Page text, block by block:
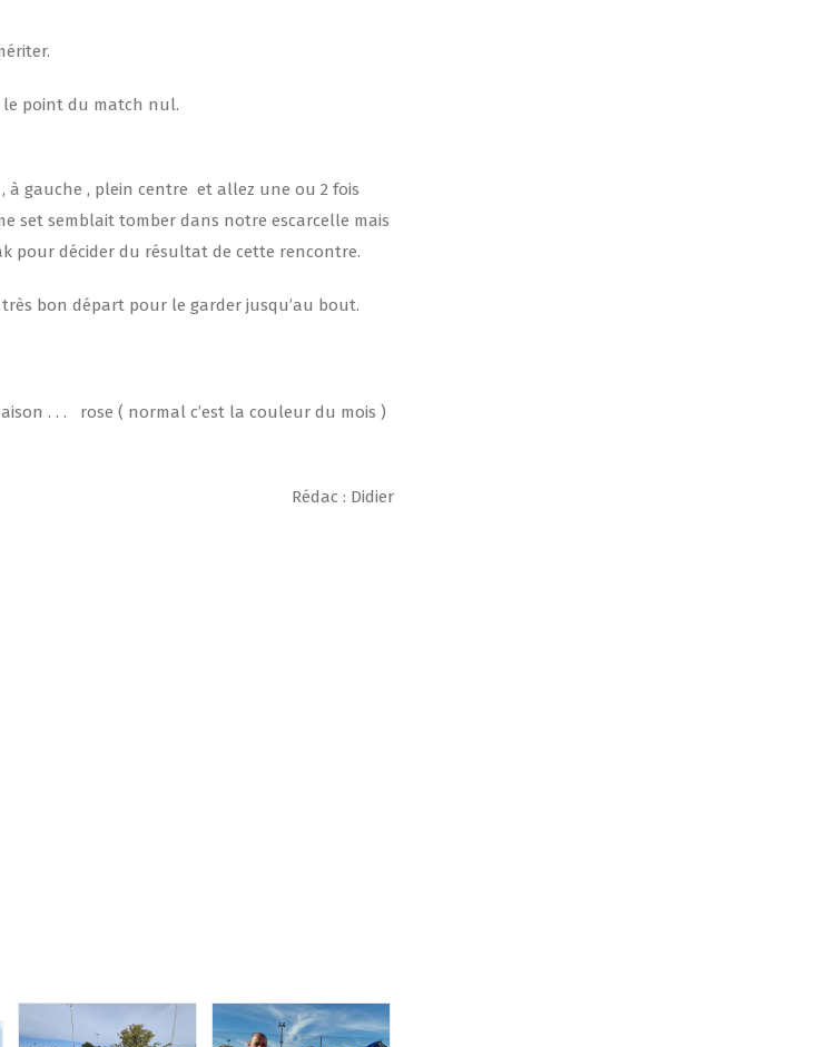
point du match nul.
à gauche , plein centre et allez une ou 2 fois
set semblait tomber dans notre escarcelle mais
pour décider du résultat de cette rencontre.
bon départ pour le garder jusqu’au bout.
. . . rose ( normal c’est la couleur du mois )
Rédac : Didier